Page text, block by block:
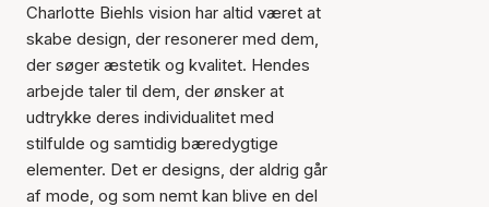
Charlotte Biehls vision har altid været at
skabe design, der resonerer med dem,
der søger æstetik og kvalitet. Hendes
arbejde taler til dem, der ønsker at
udtrykke deres individualitet med
stilfulde og samtidig bæredygtige
elementer. Det er designs, der aldrig går
af mode, og som nemt kan blive en del